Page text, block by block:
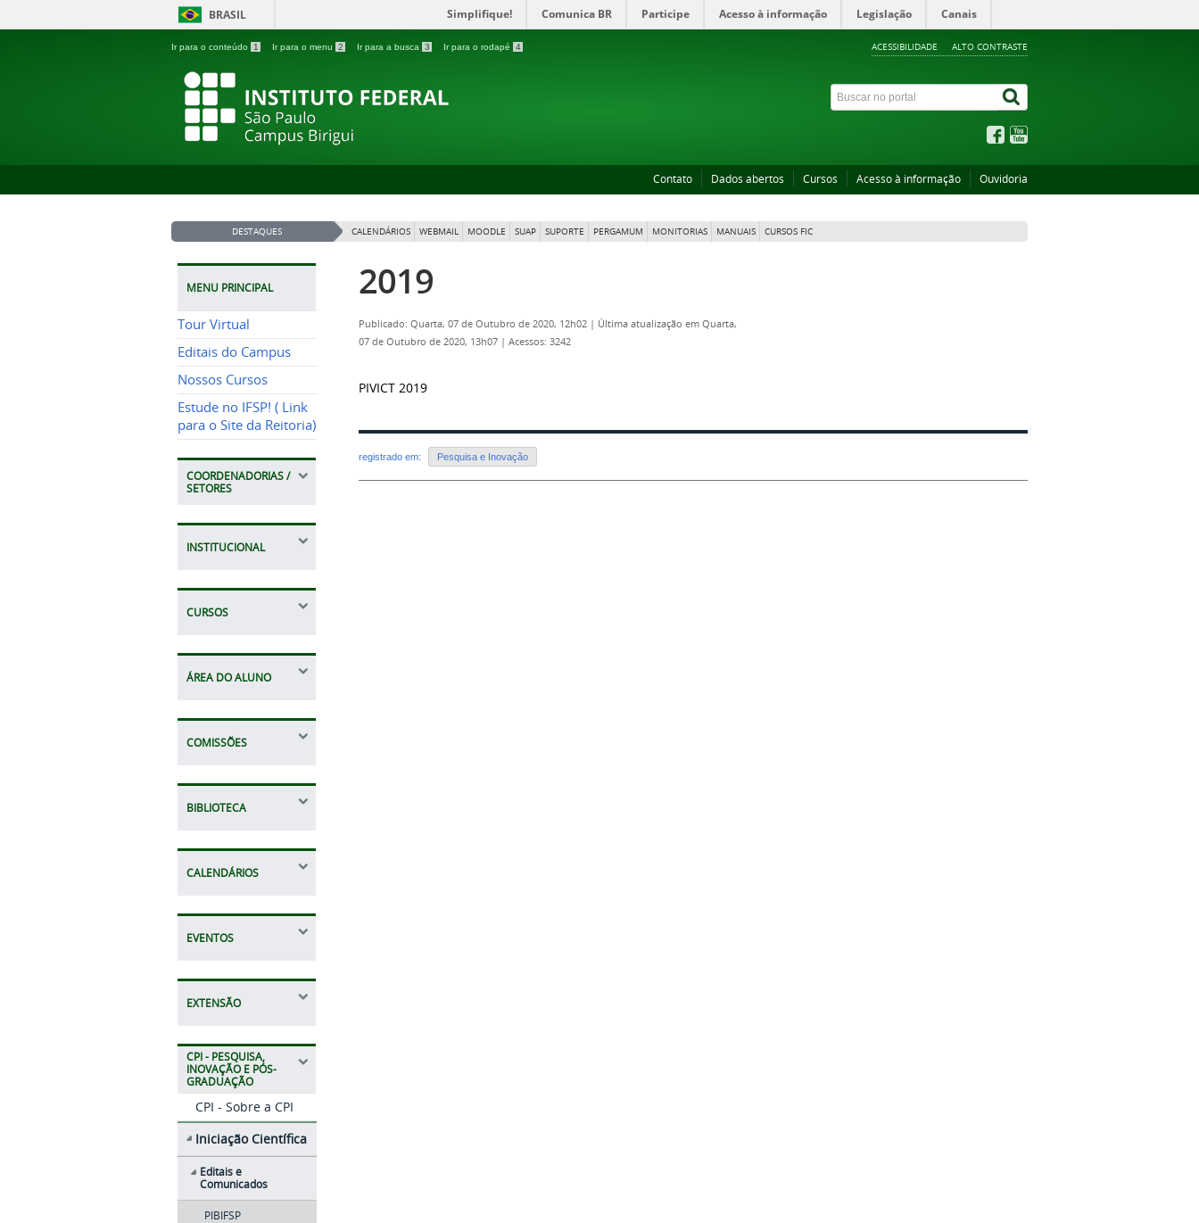
BRASIL Simplifique! Comunica BR Participe Acesso à informação Legislação Canais
Ir para o conteúdo 1 Ir para o menu 2 Ir para a busca 3 Ir para o rodapé 4 ACESSIBILIDADE ALTO CONTRASTE
Contato Dados abertos Cursos Acesso à informação Ouvidoria
DESTAQUES CALENDÁRIOS WEBMAIL MOODLE SUAP SUPORTE PERGAMUM MONITORIAS MANUAIS CURSOS FIC
MENU PRINCIPAL
Tour Virtual
Editais do Campus
Nossos Cursos
Estude no IFSP! ( Link
para o Site da Reitoria)
COORDENADORIAS /
SETORES
INSTITUCIONAL
CURSOS
ÁREA DO ALUNO
COMISSÕES
BIBLIOTECA
CALENDÁRIOS
EVENTOS
EXTENSÃO
CPI - PESQUISA,
INOVAÇÃO E PÓS-
GRADUAÇÃO
CPI - Sobre a CPI
Iniciação Científica
Editais e
Comunicados
PIBIFSP
2019
Publicado: Quarta, 07 de Outubro de 2020, 12h02 | Última atualização em Quarta,
07 de Outubro de 2020, 13h07 | Acessos: 3242
PIVICT 2019
registrado em: Pesquisa e Inovação